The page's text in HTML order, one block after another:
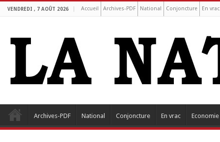
VENDREDI , 7 AOÛT 2026 Accueil Archives-PDF National Conjoncture En vrac
Archives-PDF National Conjoncture En vrac Economie